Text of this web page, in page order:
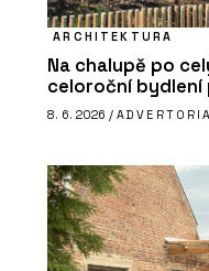
ARCHITEKTURA
Na chalupě po
celoroční
8. 6. 2026 /